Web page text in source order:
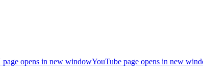
page opens in new windowYouTube page opens in new